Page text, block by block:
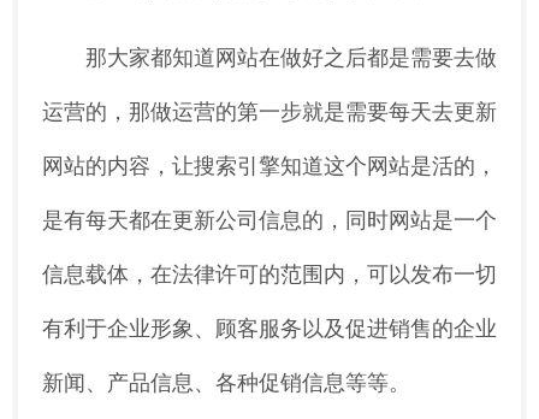
那大家都知道网站在做好之后都是需要去做
运营的，那做运营的第一步就是需要每天去更新
网站的内容，让搜索引擎知道这个网站是活的，
是有每天都在更新公司信息的，同时网站是一个
信息载体，在法律许可的范围内，可以发布一切
有利于企业形象、顾客服务以及促进销售的企业
新闻、产品信息、各种促销信息等等。